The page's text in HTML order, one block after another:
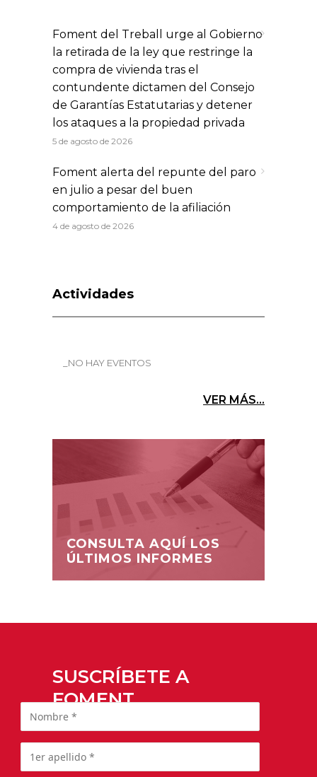
Foment del Treball urge al Gobierno
la retirada de la ley que restringe la
compra de vivienda tras el
contundente dictamen del Consejo
de Garantías Estatutarias y detener
los ataques a la propiedad privada
5 de agosto de 2026
Foment alerta del repunte del paro
en julio a pesar del buen
comportamiento de la afiliación
4 de agosto de 2026
Actividades
_NO HAY EVENTOS
VER MÁS...
CONSULTA AQUÍ LOS
ÚLTIMOS INFORMES
SUSCRÍBETE A
FOMENT